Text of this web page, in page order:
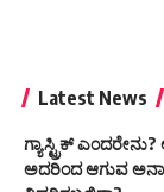
Latest News
ಗ್ಯಾಸ್ಟ್ರಿಕ್
ಅದರಿಂದ ಆಗುವ